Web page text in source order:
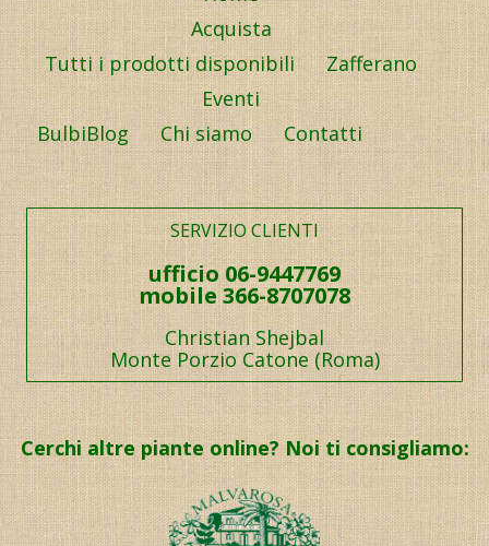
Acquista
Tutti i prodotti disponibili
Zafferano
Eventi
BulbiBlog
Chi siamo Contatti
SERVIZIO CLIENTI
ufficio 06-9447769
mobile 366-8707078
Christian Shejbal
Monte Porzio Catone (Roma)
Cerchi altre piante online? Noi ti consigliamo: